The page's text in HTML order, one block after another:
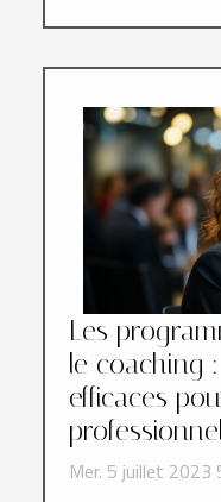
Les
le coaching
efficaces
Mer. 5 juillet 2023